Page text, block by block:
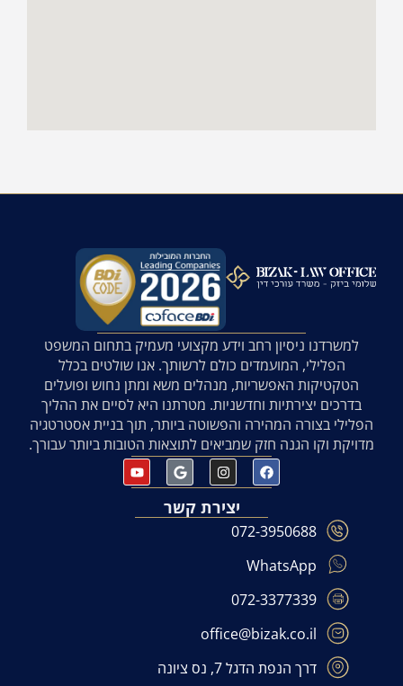
למשרדנו ניסיון רחב וידע מקצועי מעמיק בתחום המשפט
הפלילי, המועמדים כולם לרשותך. אנו שולטים בכלל
הטקטיקות האפשריות, מנהלים משא ומתן נחוש ופועלים
בדרכים יצירתיות וחדשניות. מטרתנו היא לסיים את ההליך
הפלילי בצורה המהירה והפשוטה ביותר, תוך בניית אסטרטגיה
מדויקת וקו הגנה חזק שמביאים לתוצאות הטובות ביותר עבורך.
יצירת קשר
072-3950688
WhatsApp
072-3377339
office@bizak.co.il
דרך הנפת הדגל 7, נס ציונה